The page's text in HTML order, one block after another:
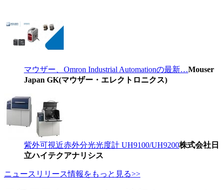
マウザー、Omron Industrial Automationの最新…Mouser
Japan GK(マウザー・エレクトロニクス)
紫外可視近赤外分光光度計 UH9100/UH9200株式会社日
立ハイテクアナリシス
ニュースリリース情報をもっと見る>>